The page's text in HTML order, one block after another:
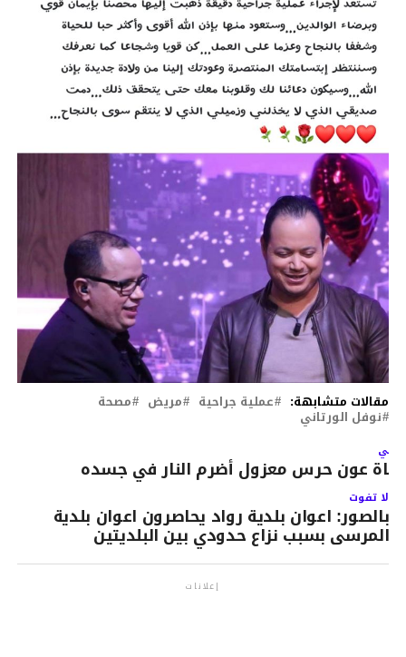
مقالات متشابهة: عملية جراحية مريض مصحة
نوفل الورتاني
عون حرس معزول أضرم النار في جسده
لا تفوت
بالصور: اعوان بلدية رواد يحاصرون اعوان بلدية
المرسى بسبب نزاع حدودي بين البلديتين
إعلانات